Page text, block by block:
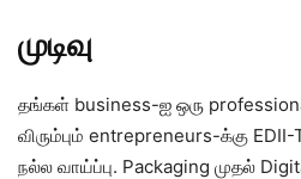
முடிவு
தங்கள் business-ஐ ஒரு
விரும்பும் entrepreneurs-க்கு
நல்ல வாய்ப்பு. Packaging முதல்